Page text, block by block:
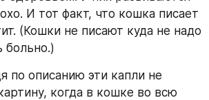
И тот факт, что кошка писает
(Кошки не писают куда не надо
больно.)
по описанию эти капли не
когда в кошке во всю